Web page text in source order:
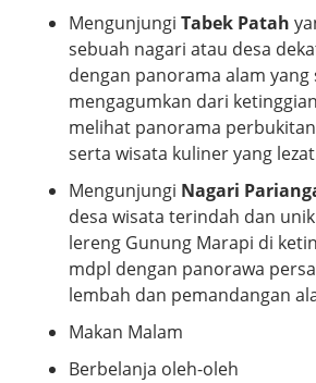
Mengunjungi Tabek Patah
sebuah nagari atau desa
dengan panorama alam yang
mengagumkan dari
melihat panorama
serta wisata kuliner yang
Mengunjungi Nagari
desa wisata terindah dan
lereng Gunung Marapi di
mdpl dengan panorawa
lembah dan pemandangan
Makan Malam
Berbelanja oleh-oleh